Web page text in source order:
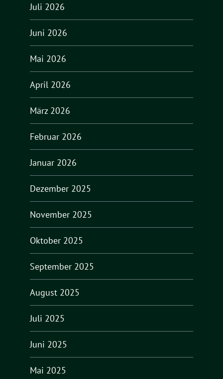
Juli 2026
Juni 2026
Mai 2026
April 2026
März 2026
Februar 2026
Januar 2026
Dezember 2025
November 2025
Oktober 2025
September 2025
August 2025
Juli 2025
Juni 2025
Mai 2025